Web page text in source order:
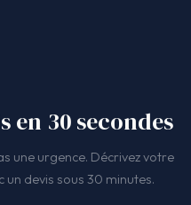
en 30 secondes
une urgence. Décrivez votre
devis sous 30 minutes.